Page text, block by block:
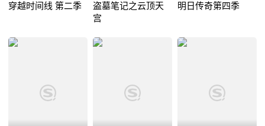
穿越时间线 第二季
盗墓笔记之云顶天
宫
明日传奇第四季